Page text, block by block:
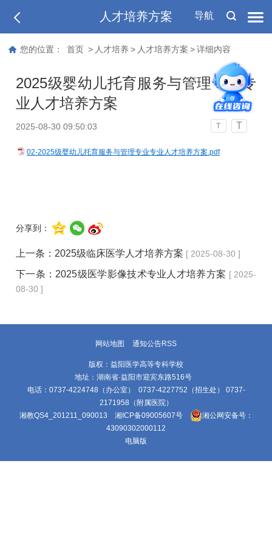
导航
人才培养方案
您的位置： 首页 > 人才培养 > 人才培养方案 > 详细内容
2025级婴幼儿托育服务与管理专业专
业人才培养方案
2025-08-30 09:50:03 T T
02-2025级婴幼儿托育服务与管理专业专业人才培养方案.pdf
分享到：
上一条： 2025级临床医学人才培养方案 [ 2025-08-30 ]
下一条： 2025级医学影像技术专业人才培养方案 [ 2025-
08-30 ]
网站地图 通知公告RSS
版权：益阳医学高等专科学校
地址：湖南省·益阳市迎宾东路516号
电话：0737-4224748（办公室） 0737-4227752（招生处） 0737-
2171958（附属医院）
湘教QS4_201211_090013 湘ICP备09005607号
湘公网安备号：
43090302000112
电脑版